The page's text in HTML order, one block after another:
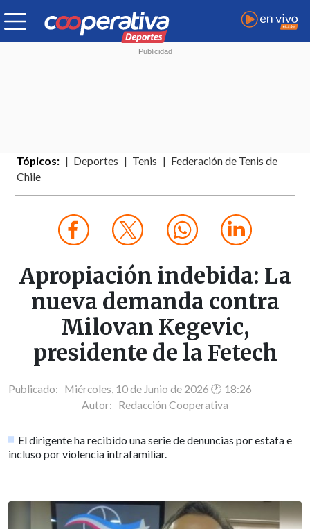
Tópicos: Deportes Tenis
Federación de Tenis de
Chile
Apropiación indebida: La
nueva demanda contra
Milovan Kegevic,
presidente de la Fetech
Publicado: Miércoles, 10 de Junio de 2026 🕐 18:26
Autor: Redacción Cooperativa
El dirigente ha recibido una serie de denuncias por estafa e
incluso por violencia intrafamiliar.